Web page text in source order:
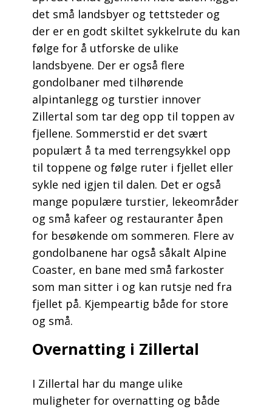
det små landsbyer og tettsteder og
der er en godt skiltet sykkelrute du kan
følge for å utforske de ulike
landsbyene. Der er også flere
gondolbaner med tilhørende
alpintanlegg og turstier innover
Zillertal som tar deg opp til toppen av
fjellene. Sommerstid er det svært
populært å ta med terrengsykkel opp
til toppene og følge ruter i fjellet eller
sykle ned igjen til dalen. Det er også
mange populære turstier, lekeområder
og små kafeer og restauranter åpen
for besøkende om sommeren. Flere av
gondolbanene har også såkalt Alpine
Coaster, en bane med små farkoster
som man sitter i og kan rutsje ned fra
fjellet på. Kjempeartig både for store
og små.
Overnatting i Zillertal
I Zillertal har du mange ulike
muligheter for overnatting og både